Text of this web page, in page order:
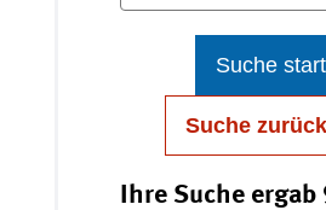
Suche
Suche
Ihre Suche